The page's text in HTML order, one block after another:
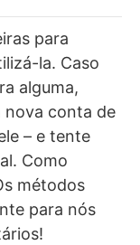
para
la. Caso
alguma,
nova conta de
– e tente
Como
métodos
para nós